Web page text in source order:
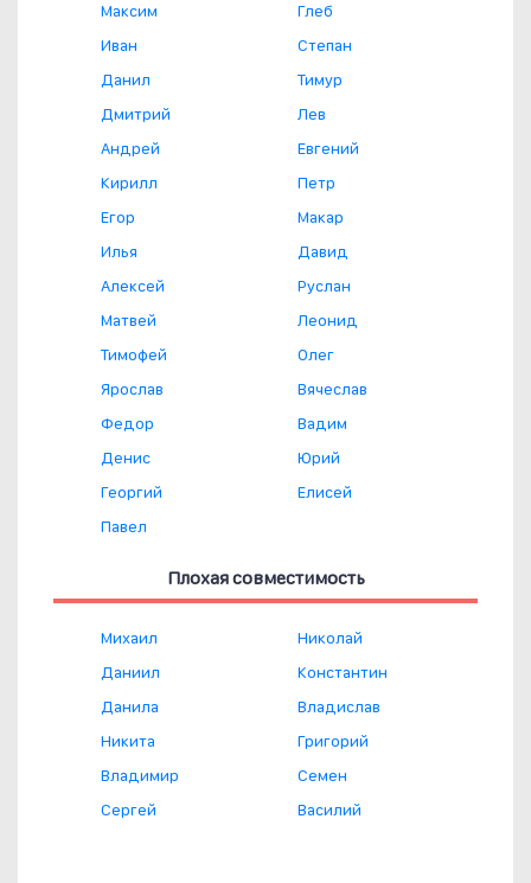
Максим
Иван
Данил
Дмитрий
Андрей
Кирилл
Егор
Илья
Алексей
Матвей
Тимофей
Ярослав
Федор
Денис
Георгий
Павел
Глеб
Степан
Тимур
Лев
Евгений
Петр
Макар
Давид
Руслан
Леонид
Олег
Вячеслав
Вадим
Юрий
Елисей
Плохая совместимость
Михаил
Даниил
Данила
Никита
Владимир
Сергей
Николай
Константин
Владислав
Григорий
Семен
Василий